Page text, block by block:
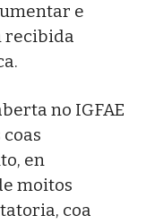
e
recibida
no IGFAE
en
moitos
coa